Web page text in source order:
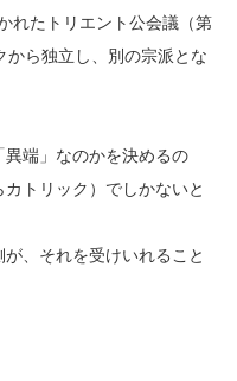
れたトリエント公会議（第
から独立し、別の宗派とな
端」なのかを決めるの
トリック）でしかないと
、それを受けいれること